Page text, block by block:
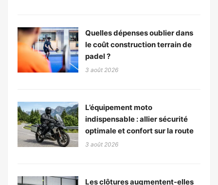
Quelles dépenses oublier dans
le coût construction terrain de
padel ?
3 août 2026
L’équipement moto
indispensable : allier sécurité
optimale et confort sur la route
3 août 2026
Les clôtures augmentent-elles